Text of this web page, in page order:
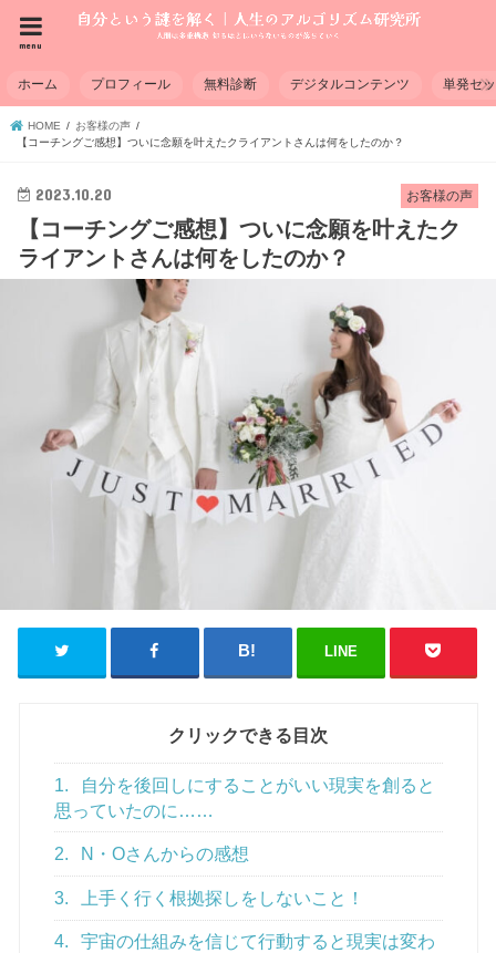
menu
ホーム プロフィール 無料診断 デジタルコンテンツ 単発セ
HOME
お客様の声
【コーチングご感想】ついに念願を叶えたクライアントさんは何をしたのか？
お客様の声
2023.10.20
【コーチングご感想】ついに念願を叶えたク
ライアントさんは何をしたのか？
LINE
クリックできる目次
1.
自分を後回しにすることがいい現実を創ると
思っていたのに……
2. N・Oさんからの感想
3. 上手く行く根拠探しをしないこと！
4.
宇宙の仕組みを信じて行動すると現実は変わ